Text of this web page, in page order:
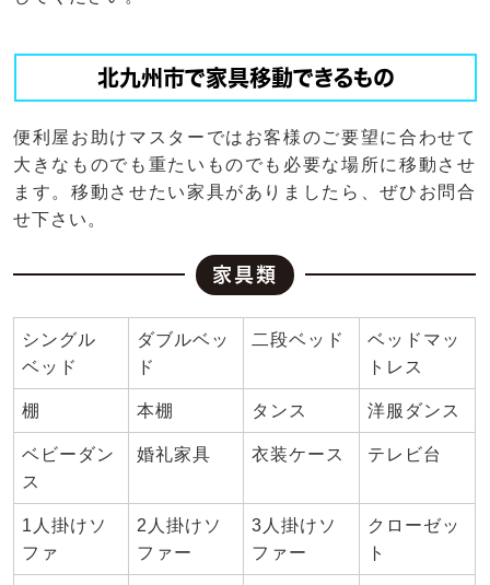
北九州市で家具移動できるもの
便利屋お助けマスターではお客様のご要望に合わせて
大きなものでも重たいものでも必要な場所に移動させ
ます。移動させたい家具がありましたら、ぜひお問合
せ下さい。
家具類
シングル
ベッド
ダブルベッ
ド
二段ベッド
ベッドマッ
トレス
棚 本棚 タンス 洋服ダンス
ベビーダン
ス
婚礼家具 衣装ケース テレビ台
1人掛けソ
ファ
2人掛けソ
ファー
3人掛けソ
ファー
クローゼッ
ト